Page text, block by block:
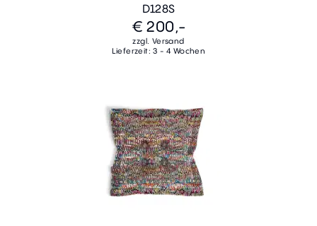
D128S
€ 200,-
zzgl. Versand
Lieferzeit: 3 - 4 Wochen